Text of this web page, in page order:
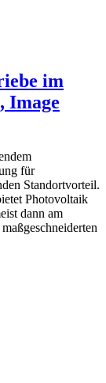
im
Image
für
Standortvorteil.
Photovoltaik
dann am